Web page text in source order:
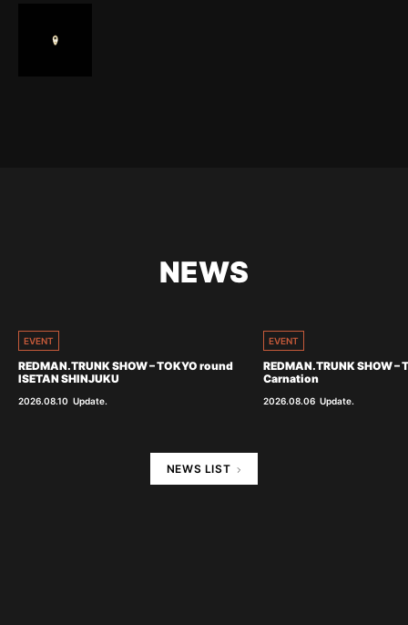
NEWS
EVENT
REDMAN.TRUNK SHOW – TOKYO round
ISETAN SHINJUKU
2026.08.10 Update.
EVENT
REDMAN.TRUNK SHOW –
Carnation
2026.08.06 Update.
NEWS LIST